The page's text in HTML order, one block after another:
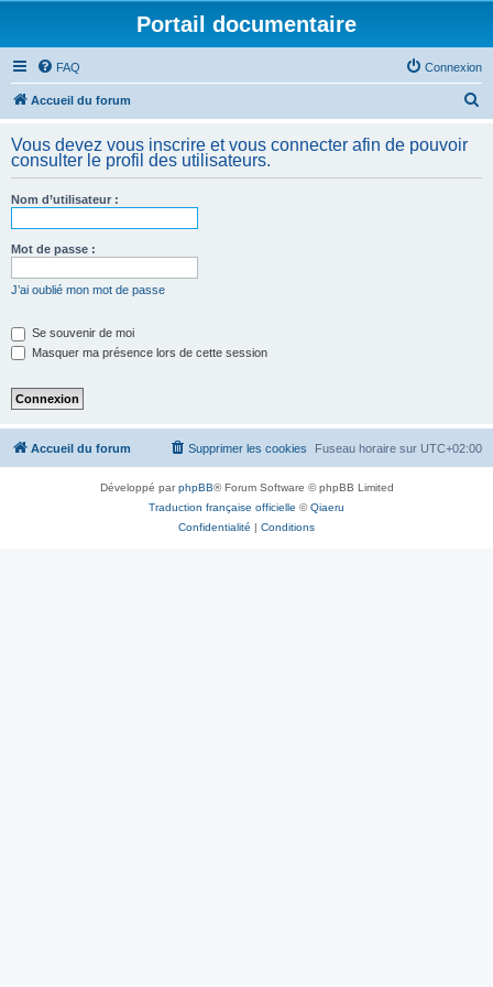
Portail documentaire
FAQ Connexion
Accueil du forum
h
Vous devez vous inscrire et vous connecter afin de pouvoir
consulter le profil des utilisateurs.
Nom d’utilisateur :
Mot de passe :
J’ai oublié mon mot de passe
Se souvenir de moi
Masquer ma présence lors de cette session
Accueil du forum Fuseau horaire sur UTC+02:00
Supprimer les cookies
Développé parphpBB® Forum Software © phpBB Limited
Traduction française officielle ©Qiaeru
Confidentialité | Conditions